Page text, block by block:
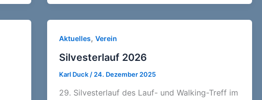
Aktuelles, Verein
Silvesterlauf 2026
Karl Duck / 24. Dezember 2025
29. Silvesterlauf des Lauf- und Walking-Treff im